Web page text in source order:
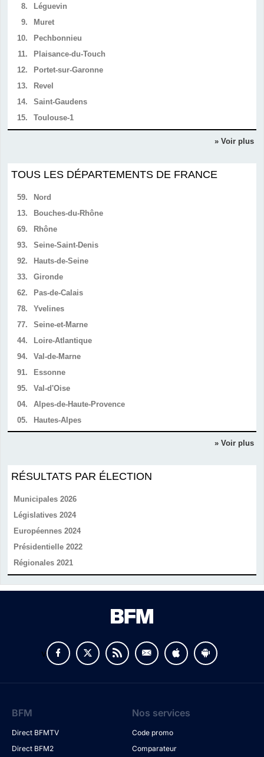
8.
Léguevin
9.
Muret
10.
Pechbonnieu
11.
Plaisance-du-Touch
12.
Portet-sur-Garonne
13.
Revel
14.
Saint-Gaudens
15.
Toulouse-1
» Voir plus
TOUS LES DÉPARTEMENTS DE FRANCE
59.
Nord
13.
Bouches-du-Rhône
69.
Rhône
93.
Seine-Saint-Denis
92.
Hauts-de-Seine
33.
Gironde
62.
Pas-de-Calais
78.
Yvelines
77.
Seine-et-Marne
44.
Loire-Atlantique
94.
Val-de-Marne
91.
Essonne
95.
Val-d'Oise
04.
Alpes-de-Haute-Provence
05.
Hautes-Alpes
» Voir plus
RÉSULTATS PAR ÉLECTION
Municipales 2026
Législatives 2024
Européennes 2024
Présidentielle 2022
Régionales 2021
v
BFM
Direct BFMTV
Direct BFM2
Nos services
Code promo
Comparateur